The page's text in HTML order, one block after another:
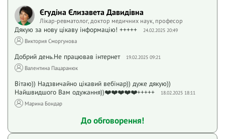
Єгудіна Єлизавета Давидівна
Лікар-ревматолог, доктор медичних наук, професор
Дякую за нову цікаву інформацію! +++++ 24.02.2025 20:49
Виктория Сморгунова
Добрий день.Не працював інтернет 19.02.2025 09:21
Валентина Пацаранюк
Вітаю)) Надзвичайно цікавий вебінар)) дуже дякую))
Найшвидшого Вам одужання))❤️❤️❤️❤️❤️+++++
18.02.2025 18:11
Марина Бондар
До обговорення!